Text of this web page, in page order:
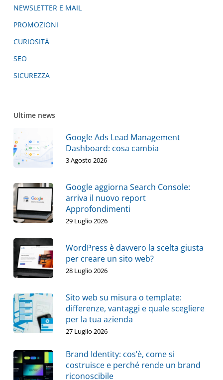
NEWSLETTER E MAIL
PROMOZIONI
CURIOSITÀ
SEO
SICUREZZA
Ultime news
Google Ads Lead Management
Dashboard: cosa cambia
3 Agosto 2026
Google aggiorna Search Console:
arriva il nuovo report
Approfondimenti
29 Luglio 2026
WordPress è davvero la scelta giusta
per creare un sito web?
28 Luglio 2026
Sito web su misura o template:
differenze, vantaggi e quale scegliere
per la tua azienda
27 Luglio 2026
Brand Identity: cos’è, come si
costruisce e perché rende un brand
riconoscibile